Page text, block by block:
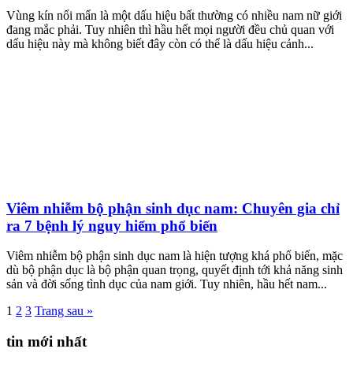
Vùng kín nổi mẩn là một dấu hiệu bất thường có nhiều nam nữ giới
đang mắc phải. Tuy nhiên thì hầu hết mọi người đều chủ quan với
dấu hiệu này mà không biết đây còn có thể là dấu hiệu cảnh...
Viêm nhiễm bộ phận sinh dục nam: Chuyên gia chỉ
ra 7 bệnh lý nguy hiểm phổ biến
Viêm nhiễm bộ phận sinh dục nam là hiện tượng khá phổ biến, mặc
dù bộ phận dục là bộ phận quan trọng, quyết định tới khả năng sinh
sản và đời sống tình dục của nam giới. Tuy nhiên, hầu hết nam...
1 2 3 Trang sau »
tin mới nhất